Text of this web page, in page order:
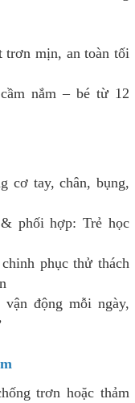
trơn mịn, an toàn tối
nắm – bé từ 12
cơ tay, chân, bụng,
phối hợp: Trẻ học
phục thử thách
động mỗi ngày,
trơn hoặc thảm